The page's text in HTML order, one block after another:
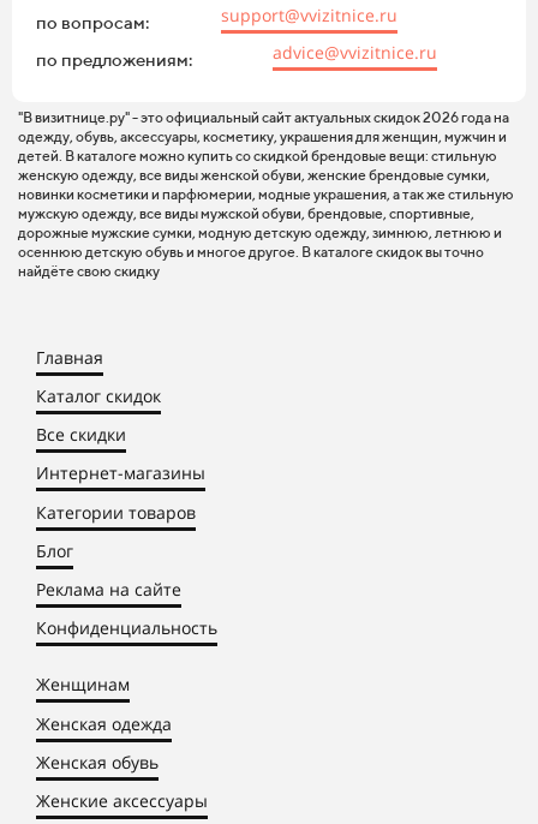
по вопросам: support@vvizitnice.ru
по предложениям: advice@vvizitnice.ru
"В визитнице.ру" - это официальный сайт актуальных скидок 2026 года на
одежду, обувь, аксессуары, косметику, украшения для женщин, мужчин и
детей. В каталоге можно купить со скидкой брендовые вещи: стильную
женскую одежду, все виды женской обуви, женские брендовые сумки,
новинки косметики и парфюмерии, модные украшения, а так же стильную
мужскую одежду, все виды мужской обуви, брендовые, спортивные,
дорожные мужские сумки, модную детскую одежду, зимнюю, летнюю и
осеннюю детскую обувь и многое другое. В каталоге скидок вы точно
найдёте свою скидку
Главная
Каталог скидок
Все скидки
Интернет-магазины
Категории товаров
Блог
Реклама на сайте
Конфиденциальность
Женщинам
Женская одежда
Женская обувь
Женские аксессуары